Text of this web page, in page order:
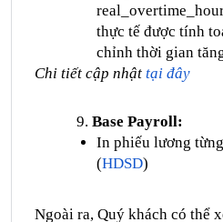
thực tế được tính
chỉnh thời gian
Chi tiết cập nhật tại đây
Base Payroll:
In phiếu lương
(HDSD)
Ngoài ra, Quý khách có thể